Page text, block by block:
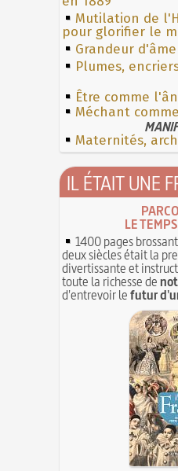
Mutilation de
pour glorifier le
Grandeur
Plumes,
Être comme
Méchant
Maternités,
IL ÉTAIT UNE
LE
1400 pages
deux siècles était la
divertissante et
toute la richesse de
d'entrevoir lefutur